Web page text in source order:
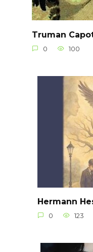
Truman
0 100
Hermann
0 123